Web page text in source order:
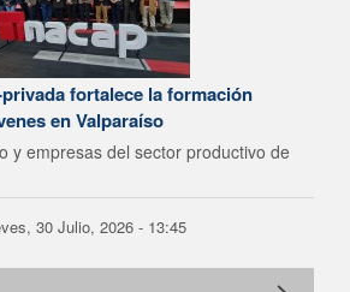
fortalece la formación
en Valparaíso
y empresas del sector productivo de
30 Julio, 2026 - 13:45